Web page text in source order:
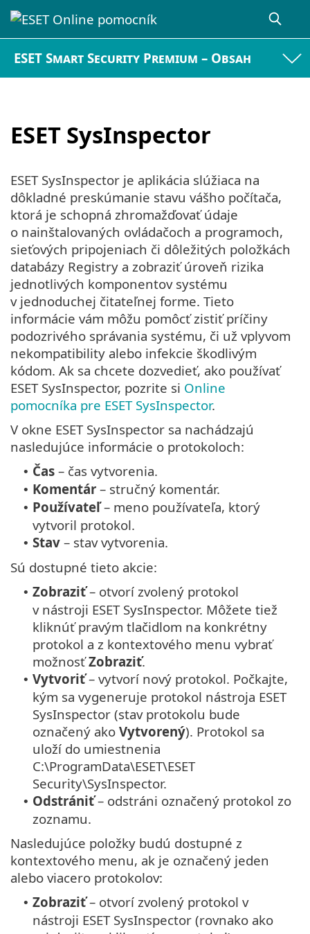
ESET Smart Security Premium – Obsah
ESET SysInspector
ESET SysInspector je aplikácia slúžiaca na
dôkladné preskúmanie stavu vášho počítača,
ktorá je schopná zhromažďovať údaje
o nainštalovaných ovládačoch a programoch,
sieťových pripojeniach či dôležitých položkách
databázy Registry a zobraziť úroveň rizika
jednotlivých komponentov systému
v jednoduchej čitateľnej forme. Tieto
informácie vám môžu pomôcť zistiť príčiny
podozrivého správania systému, či už vplyvom
nekompatibility alebo infekcie škodlivým
kódom. Ak sa chcete dozvedieť, ako používať
ESET SysInspector, pozrite si Online
pomocníka pre ESET SysInspector.
V okne ESET SysInspector sa nachádzajú
nasledujúce informácie o protokoloch:
• Čas – čas vytvorenia.
• Komentár – stručný komentár.
• Používateľ– meno používateľa, ktorý
vytvoril protokol.
• Stav – stav vytvorenia.
Sú dostupné tieto akcie:
• Zobraziť– otvorí zvolený protokol
v nástroji ESET SysInspector. Môžete tiež
kliknúť pravým tlačidlom na konkrétny
protokol a z kontextového menu vybrať
možnosťZobraziť.
• Vytvoriť– vytvorí nový protokol. Počkajte,
kým sa vygeneruje protokol nástroja ESET
SysInspector (stav protokolu bude
označený ako Vytvorený). Protokol sa
uloží do umiestnenia
C:\ProgramData\ESET\ESET
Security\SysInspector.
• Odstrániť– odstráni označený protokol zo
zoznamu.
Nasledujúce položky budú dostupné z
kontextového menu, ak je označený jeden
alebo viacero protokolov:
• Zobraziť– otvorí zvolený protokol v
nástroji ESET SysInspector (rovnako ako